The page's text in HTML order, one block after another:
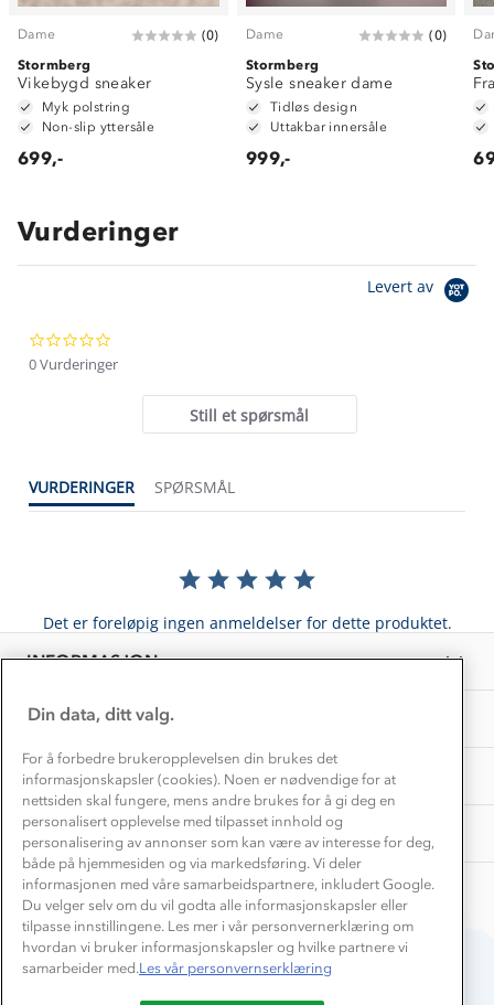
Dame (0)
Stormberg
Vikebygd sneaker
Myk polstring
Non-slip yttersåle
699,-
Dame (0)
Stormberg
Sysle sneaker dame
Tidløs design
Uttakbar innersåle
999,-
Vurderinger
Levert av
star
0 Vurderinger
Still et spørsmål
VURDERINGER SPØRSMÅL
Det er foreløpig ingen anmeldelser for dette produktet.
INFORMASJON
Kundeservice
Kundeklubb
Bedrift, barnehage og SFO
Presse
OM OSS
Klima og miljø
1% til samfunnet
Samarbeide med oss?
TIPS OG RÅD
Trelagsprinsippet barn
Alt du trenger til Norgesferien
Gravidklær
Vask og vedlikehold
EL-retur
Store størrelser
Turmat oppskrifter
Beredskap
AKTIVITETER
Få turinspirasjon og tips her⛰
Overnatte utendørs⛺
Leirskole 🥾
Barnehageansatt
Tips til hyttetur
Din data, ditt valg.
For å forbedre brukeropplevelsen din brukes det
informasjonskapsler (cookies). Noen er nødvendige for at
nettsiden skal fungere, mens andre brukes for å gi deg en
personalisert opplevelse med tilpasset innhold og
personalisering av annonser som kan være av interesse for deg,
både på hjemmesiden og via markedsføring. Vi deler
informasjonen med våre samarbeidspartnere, inkludert Google.
Du velger selv om du vil godta alle informasjonskapsler eller
tilpasse innstillingene. Les mer i vår personvernerklæring om
hvordan vi bruker informasjonskapsler og hvilke partnere vi
samarbeider med.Les vår personvernserklæring